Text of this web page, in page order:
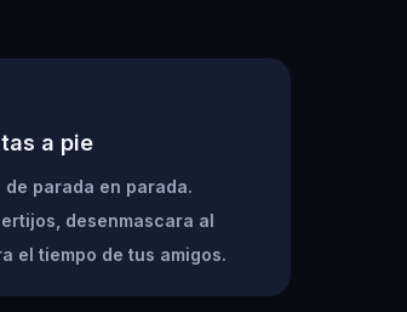
a pie
de parada en parada.
desenmascara al
el tiempo de tus amigos.